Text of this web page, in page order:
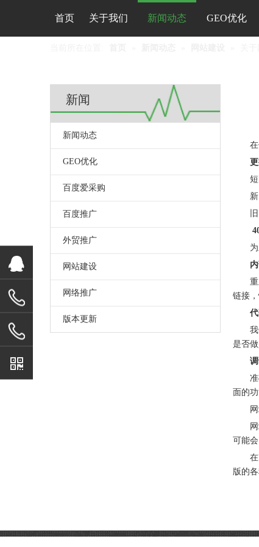
首页 关于我们 新闻动态 GEO优化
新闻
新闻动态
GEO优化
百度爱采购
百度推广
外贸推广
网站建设
网络推广
版本更新
链接
是否
面的
可能
版的